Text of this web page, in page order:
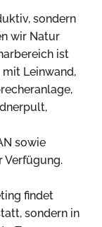
sondern
wir Natur
ist
Leinwand,
sowie
Verfügung.
findet
sondern in